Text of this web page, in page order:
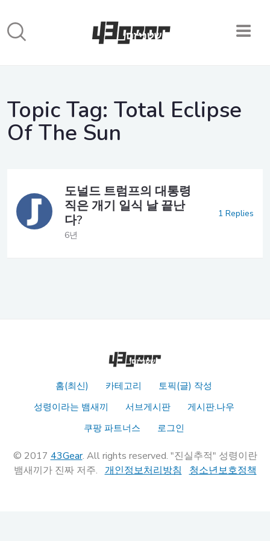
Topic Tag: Total Eclipse
Of The Sun
도널드 트럼프의 대통령
직은 개기 일식 날 끝난
다?
6년
1 Replies
홈(최신) 카테고리
토픽(글) 작성
성령이라는 뱀새끼
서브게시판
게시판.나우
쿠팡 파트너스
로그인
© 2017 43Gear. All rights reserved. "진실추적" 성령이란
뱀새끼가 진짜 저주. 개인정보처리방침 청소년보호정책